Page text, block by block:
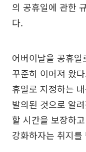
의 공휴일에 관한
다.
어버이날을 공휴
꾸준히 이어져 왔
휴일로 지정하는
발의된 것으로 알
할 시간을 보장하
강화하자는 취지를